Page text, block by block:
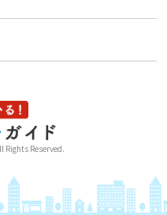
Rights Reserved.